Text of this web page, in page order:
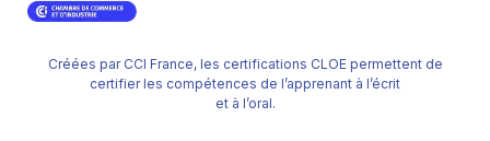
Créées par CCI France, les certifications CLOE permettent de
certifier les compétences de l’apprenant à l’écrit
et à l’oral.